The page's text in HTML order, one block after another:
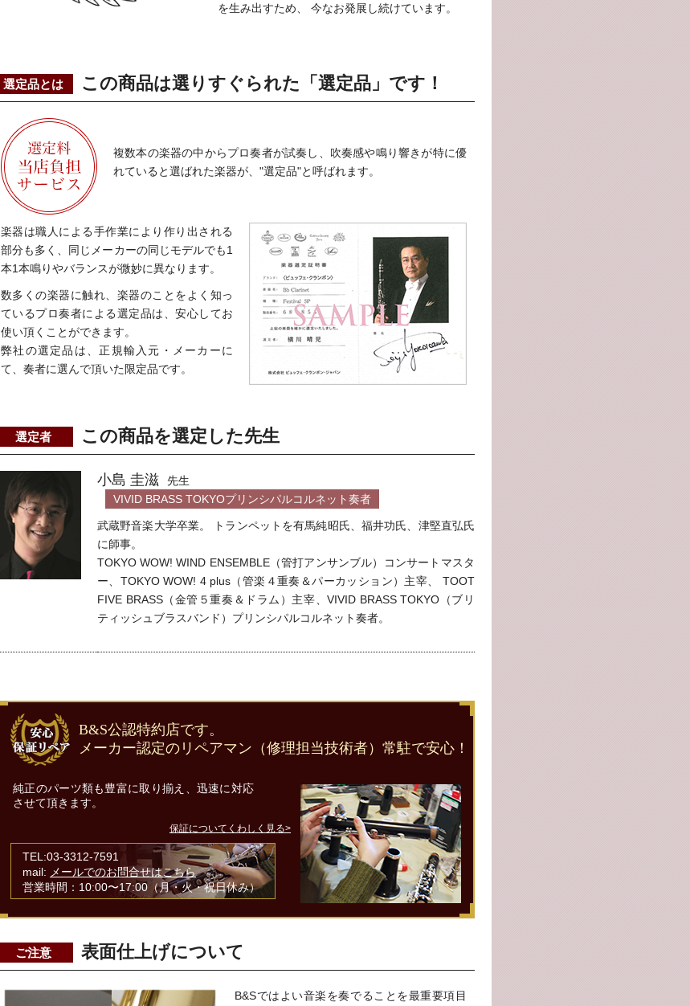
を生み出すため、 今なお発展し続けています。
選定品とは この商品は選りすぐられた「選定品」です！
複数本の楽器の中からプロ奏者が試奏し、吹奏感や鳴り響きが特に優
れていると選ばれた楽器が、"選定品"と呼ばれます。
楽器は職人による手作業により作り出される
部分も多く、同じメーカーの同じモデルでも1
本1本鳴りやバランスが微妙に異なります。
数多くの楽器に触れ、楽器のことをよく知っ
ているプロ奏者による選定品は、安心してお
使い頂くことができます。
弊社の選定品は、正規輸入元・メーカーに
て、奏者に選んで頂いた限定品です。
選定者 この商品を選定した先生
小島 圭滋
先生
VIVID BRASS TOKYOプリンシパルコルネット奏者
武蔵野音楽大学卒業。 トランペットを有馬純昭氏、福井功氏、津堅直弘氏
に師事。
TOKYO WOW! WIND ENSEMBLE（管打アンサンブル）コンサートマスタ
ー、TOKYO WOW! 4 plus（管楽４重奏＆パーカッション）主宰、 TOOT
FIVE BRASS（金管５重奏＆ドラム）主宰、VIVID BRASS TOKYO（ブリ
ティッシュブラスバンド）プリンシパルコルネット奏者。
B&S公認特約店です。
メーカー認定のリペアマン（修理担当技術者）常駐で安心！
純正のパーツ類も豊富に取り揃え、迅速に対応
させて頂きます。
保証についてくわしく見る>
TEL:03-3312-7591
mail: メールでのお問合せはこちら
営業時間：10:00〜17:00（月・火・祝日休み）
ご注意 表面仕上げについて
B&Sではよい音楽を奏でることを最重要項目